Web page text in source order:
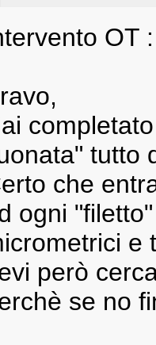
OT :
tutto
che
ogni
e
però
se no